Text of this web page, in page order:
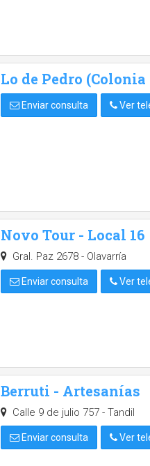
Lo de Pedro
Enviar consulta Ver
Novo Tour - Local 16
Gral. Paz 2678 - Olavarría
Enviar consulta Ver
Berruti - Artesanías
Calle 9 de julio 757 - Tandil
Enviar consulta Ver